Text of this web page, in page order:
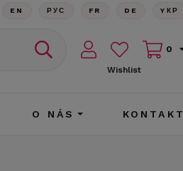
EN РУС FR DE YКР
Wishlist
0
O NÁS KONTAKT